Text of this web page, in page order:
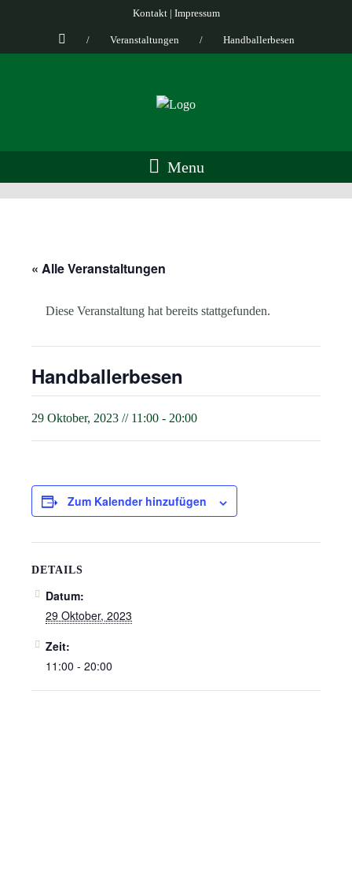
Kontakt| Impressum
/ Veranstaltungen / Handballerbesen
Menu
« Alle Veranstaltungen
Diese Veranstaltung hat bereits stattgefunden.
Handballerbesen
29 Oktober, 2023 // 11:00 - 20:00
Zum Kalender hinzufügen
DETAILS
Datum:
29 Oktober, 2023
Zeit:
11:00 - 20:00